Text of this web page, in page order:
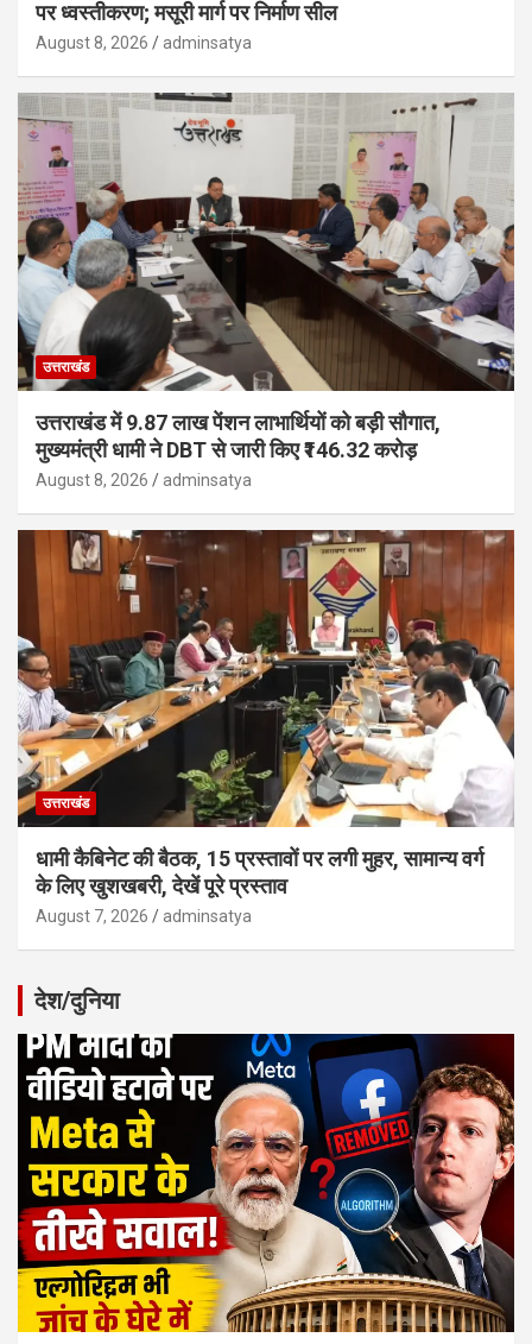
पर ध्वस्तीकरण; मसूरी मार्ग पर निर्माण सील
August 8, 2026 adminsatya
उत्तराखंड
उत्तराखंड में 9.87 लाख पेंशन लाभार्थियों को बड़ी सौगात,
मुख्यमंत्री धामी ने DBT से जारी किए ₹146.32 करोड़
August 8, 2026 adminsatya
उत्तराखंड
धामी कैबिनेट की बैठक, 15 प्रस्तावों पर लगी मुहर, सामान्य वर्ग
के लिए खुशखबरी, देखें पूरे प्रस्ताव
August 7, 2026 adminsatya
देश/दुनिया